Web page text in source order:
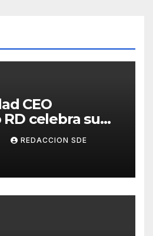
CEO
celebra su
una cultura de
REDACCION SDE